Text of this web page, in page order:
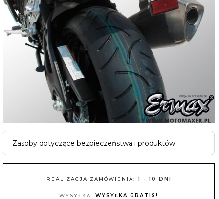
Zasoby dotyczące bezpieczeństwa i produktów
REALIZACJA ZAMÓWIENIA: 1 - 10 DNI
WYSYŁKA: WYSYŁKA GRATIS!